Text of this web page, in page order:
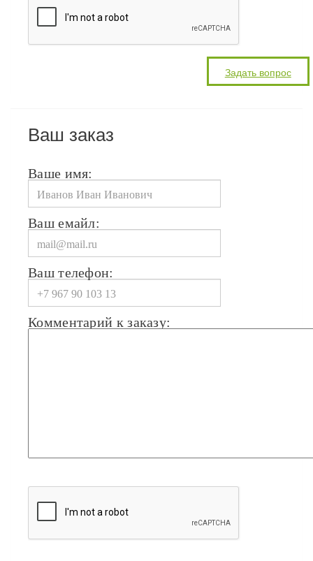
Ваш заказ
Ваше имя:
Ваш емайл:
Ваш телефон:
Комментарий к заказу: